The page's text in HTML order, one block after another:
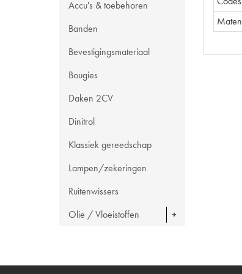
Accu's & toebehoren
Banden
Bevestigingsmateriaal
Bougies
Daken 2CV
Dinitrol
Klassiek gereedschap
Lampen/zekeringen
Ruitenwissers
Olie / Vloeistoffen
Maten